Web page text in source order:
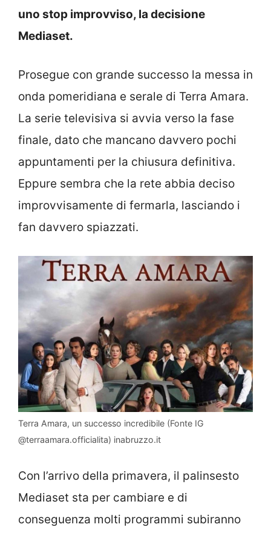
uno stop improvviso, la decisione
Mediaset.
Prosegue con grande successo la messa in
onda pomeridiana e serale di Terra Amara.
La serie televisiva si avvia verso la fase
finale, dato che mancano davvero pochi
appuntamenti per la chiusura definitiva.
Eppure sembra che la rete abbia deciso
improvvisamente di fermarla, lasciando i
fan davvero spiazzati.
Terra Amara, un successo incredibile (Fonte IG
@terraamara.officialita) inabruzzo.it
Con l’arrivo della primavera, il palinsesto
Mediaset sta per cambiare e di
conseguenza molti programmi subiranno